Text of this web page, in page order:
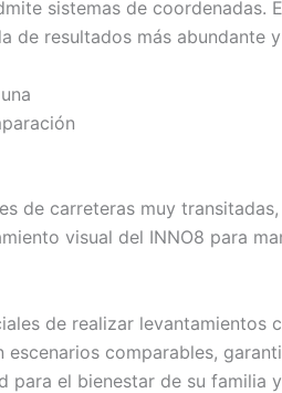
sistemas de coordenadas.
de resultados más abundante
de carreteras muy
visual del INNO8 para
de realizar levantamientos
comparables,
para el bienestar de su familia